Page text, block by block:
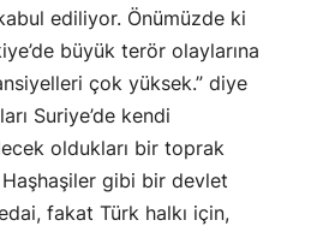
ediliyor. Önümüzde ki
büyük terör olaylarına
çok yüksek.” diye
Suriye’de kendi
oldukları bir toprak
gibi bir devlet
fakat Türk halkı için,